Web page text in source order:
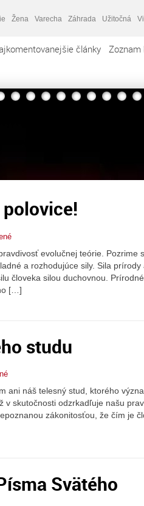
Žena Varecha Záhrada Užitočná
články Zoznam
evolučnej teórie. Pozrime
a rozhodujúce sily. Sila prírody
človeka silou duchovnou.
[…]
studu
ani náš telesný stud, ktorého
skutočnosti odzrkadľuje našu
zákonitosťou, že čím je
Svätého